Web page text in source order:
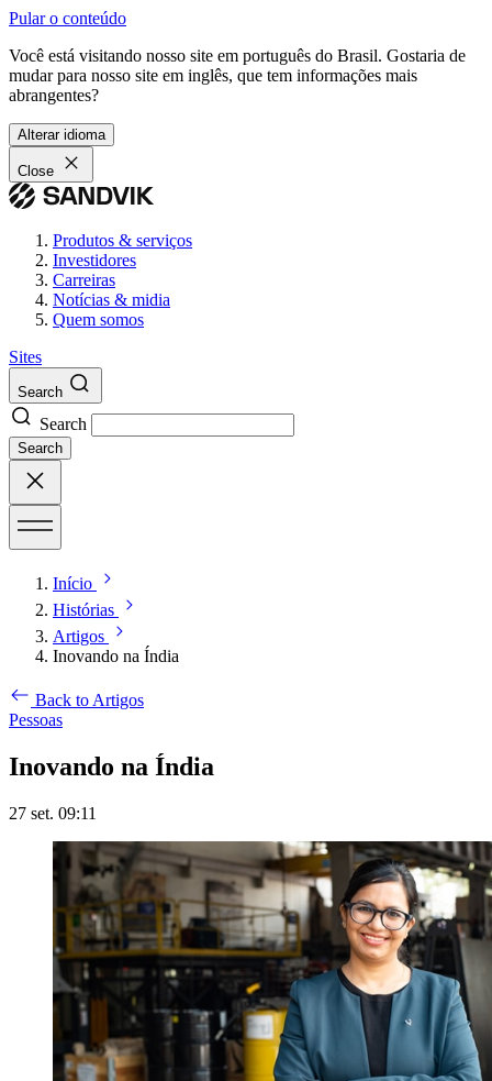
Pular o conteúdo
Você está visitando nosso site em português do Brasil. Gostaria de
mudar para nosso site em inglês, que tem informações mais
abrangentes?
Alterar idioma
Close
Produtos & serviços
Investidores
Carreiras
Notícias & midia
Quem somos
Sites
Search
Search
Search
Início
Histórias
Artigos
Inovando na Índia
Back to Artigos
Pessoas
Inovando na Índia
27 set. 09:11